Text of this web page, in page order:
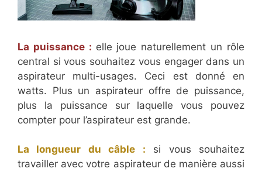
La puissance : elle joue naturellement un rôle
central si vous souhaitez vous engager dans un
aspirateur multi-usages. Ceci est donné en
watts. Plus un aspirateur offre de puissance,
plus la puissance sur laquelle vous pouvez
compter pour l’aspirateur est grande.
La longueur du câble : si vous souhaitez
travailler avec votre aspirateur de manière aussi